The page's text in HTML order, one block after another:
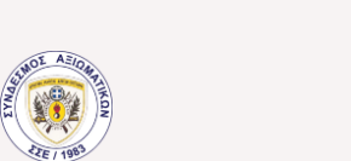
περιεχόμενο